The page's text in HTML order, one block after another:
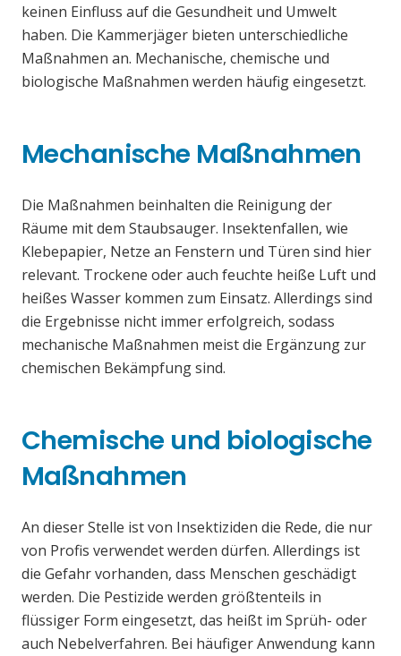
keinen Einfluss auf die Gesundheit und Umwelt
haben. Die Kammerjäger bieten unterschiedliche
Maßnahmen an. Mechanische, chemische und
biologische Maßnahmen werden häufig eingesetzt.
Mechanische Maßnahmen
Die Maßnahmen beinhalten die Reinigung der
Räume mit dem Staubsauger. Insektenfallen, wie
Klebepapier, Netze an Fenstern und Türen sind hier
relevant. Trockene oder auch feuchte heiße Luft und
heißes Wasser kommen zum Einsatz. Allerdings sind
die Ergebnisse nicht immer erfolgreich, sodass
mechanische Maßnahmen meist die Ergänzung zur
chemischen Bekämpfung sind.
Chemische und biologische
Maßnahmen
An dieser Stelle ist von Insektiziden die Rede, die nur
von Profis verwendet werden dürfen. Allerdings ist
die Gefahr vorhanden, dass Menschen geschädigt
werden. Die Pestizide werden größtenteils in
flüssiger Form eingesetzt, das heißt im Sprüh- oder
auch Nebelverfahren. Bei häufiger Anwendung kann